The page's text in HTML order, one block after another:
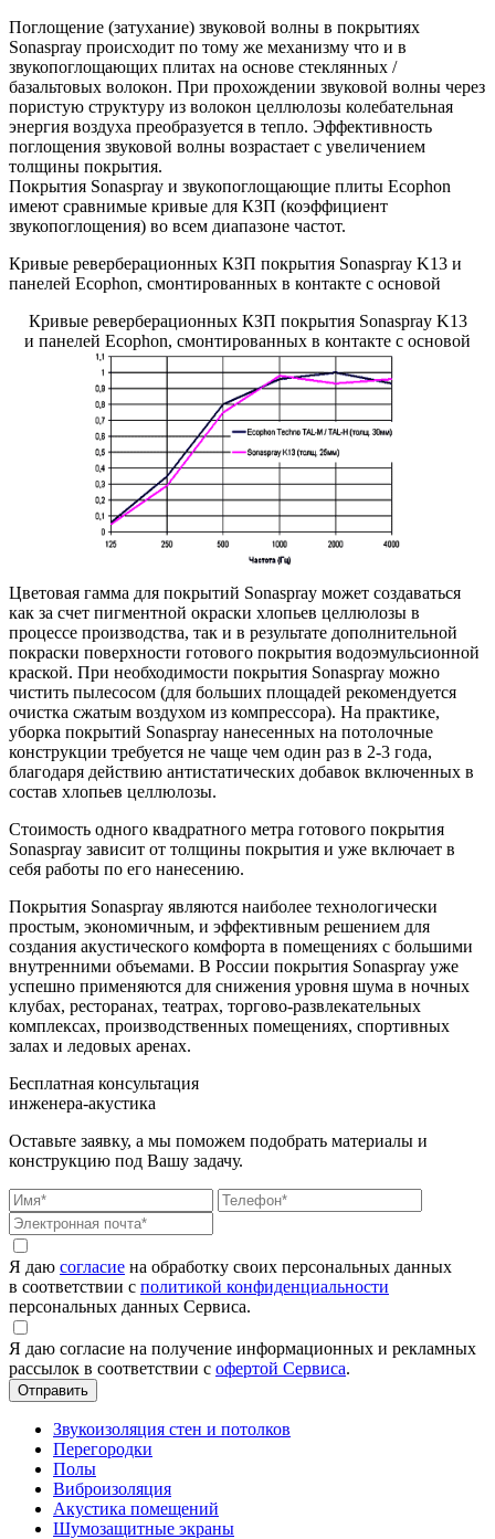
Поглощение (затухание) звуковой волны в покрытиях
Sonaspray происходит по тому же механизму что и в
звукопоглощающих плитах на основе стеклянных /
базальтовых волокон. При прохождении звуковой волны через
пористую структуру из волокон целлюлозы колебательная
энергия воздуха преобразуется в тепло. Эффективность
поглощения звуковой волны возрастает с увеличением
толщины покрытия.
Покрытия Sonaspray и звукопоглощающие плиты Ecophon
имеют сравнимые кривые для КЗП (коэффициент
звукопоглощения) во всем диапазоне частот.
Кривые реверберационных КЗП покрытия Sonaspray K13 и
панелей Ecophon, смонтированных в контакте с основой
Кривые реверберационных КЗП покрытия Sonaspray K13
и панелей Ecophon, смонтированных в контакте с основой
Цветовая гамма для покрытий Sonaspray может создаваться
как за счет пигментной окраски хлопьев целлюлозы в
процессе производства, так и в результате дополнительной
покраски поверхности готового покрытия водоэмульсионной
краской. При необходимости покрытия Sonaspray можно
чистить пылесосом (для больших площадей рекомендуется
очистка сжатым воздухом из компрессора). На практике,
уборка покрытий Sonaspray нанесенных на потолочные
конструкции требуется не чаще чем один раз в 2-3 года,
благодаря действию антистатических добавок включенных в
состав хлопьев целлюлозы.
Стоимость одного квадратного метра готового покрытия
Sonaspray зависит от толщины покрытия и уже включает в
себя работы по его нанесению.
Покрытия Sonaspray являются наиболее технологически
простым, экономичным, и эффективным решением для
создания акустического комфорта в помещениях с большими
внутренними объемами. В России покрытия Sonaspray уже
успешно применяются для снижения уровня шума в ночных
клубах, ресторанах, театрах, торгово-развлекательных
комплексах, производственных помещениях, спортивных
залах и ледовых аренах.
Бесплатная консультация
инженера-акустика
Оставьте заявку, а мы поможем подобрать материалы и
конструкцию под Вашу задачу.
Я даю согласие на обработку своих персональных данных
в соответствии с политикой конфиденциальности
персональных данных Сервиса.
Я даю согласие на получение информационных и рекламных
рассылок в соответствии с офертой Сервиса.
Звукоизоляция стен и потолков
Перегородки
Полы
Виброизоляция
Акустика помещений
Шумозащитные экраны